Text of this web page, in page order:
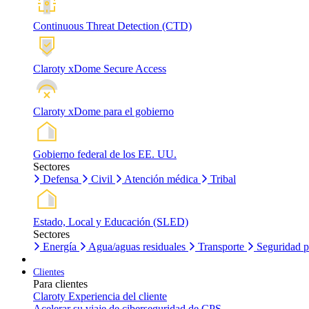
Continuous Threat Detection (CTD)
Claroty xDome Secure Access
Claroty xDome para el gobierno
Gobierno federal de los EE. UU.
Sectores
Defensa
Civil Atención médica Tribal
Estado, Local y Educación (SLED)
Sectores
Energía
Agua/aguas residuales Transporte Seguridad
Clientes
Para clientes
Claroty Experiencia del cliente